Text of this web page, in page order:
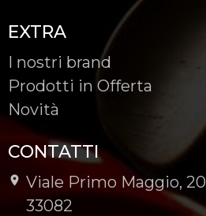
EXTRA
I nostri brand
Prodotti in Offerta
Novità
CONTATTI
Viale Primo Maggio, 20
-
33082